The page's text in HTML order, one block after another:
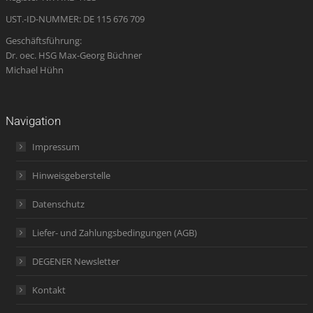
window
UST.-ID-NUMMER: DE 115 676 709
Geschäftsführung:
Dr. oec. HSG Max-Georg Büchner
Michael Hühn
Navigation
Impressum
Hinweisgeberstelle
Datenschutz
Liefer- und Zahlungsbedingungen (AGB)
DEGENER Newsletter
Kontakt